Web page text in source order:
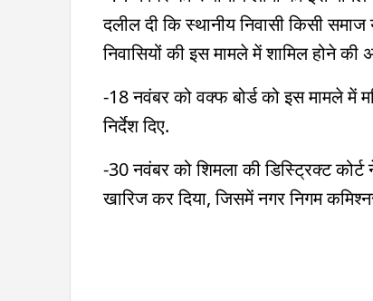
दलील दी कि स्थानीय निवासी किसी
निवासियों की इस मामले में शामिल होने
-18 नवंबर को वक्फ बोर्ड को इस मामले
निर्देश दिए.
-30 नवंबर को शिमला की डिस्ट्रिक्ट
खारिज कर दिया, जिसमें नगर निगम